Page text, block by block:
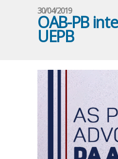
30/04/2019
OAB-PB
UEPB